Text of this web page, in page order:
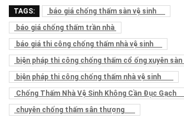
TAGS:
báo giá chống thấm sàn vệ sinh
báo giá chống thấm trần nhà
báo giá thi công chống thấm nhà vệ sinh
biện pháp thi công chống thấm cổ ống xuyên
biện pháp thi công chống thấm nhà vệ sinh
Chống Thấm Nhà Vệ Sinh Không Cần Đục Gạch
chuyên chống thấm sân thượng